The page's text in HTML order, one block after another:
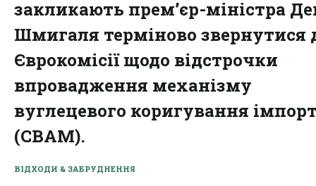
закликають прем’єр-міністра
Шмигаля терміново звернутися
Єврокомісії щодо відстрочки
впровадження механізму
вуглецевого коригування
(CBAM).
ВІДХОДИ & ЗАБРУДНЕННЯ